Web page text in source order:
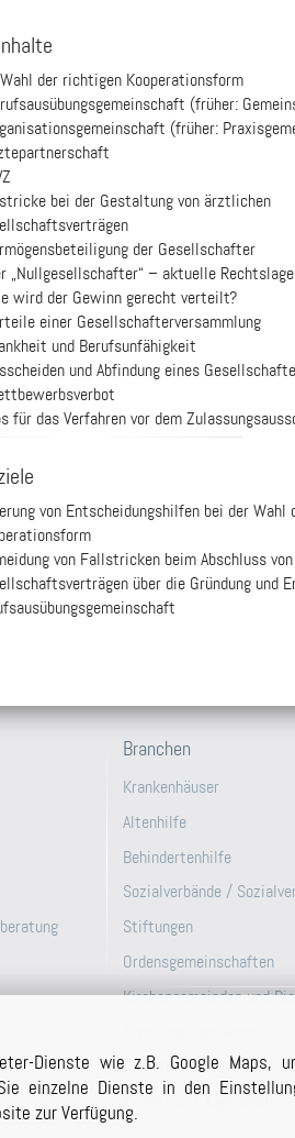
Dienste wie z.B. Google Maps,
einzelne Dienste in den
zur Verfügung.
der richtigen Kooperationsform
(früher:
(früher:
bei der Gestaltung von ärztlichen
der Gesellschafter
„Nullgesellschafter“ – aktuelle
wird der Gewinn gerecht verteilt?
einer Gesellschafterversammlung
und Berufsunfähigkeit
und Abfindung eines
für das Verfahren vor dem
von Entscheidungshilfen bei der Wahl
von Fallstricken beim Abschluss von
über die Gründung und
Branchen
Krankenhäuser
Altenhilfe
Behindertenhilfe
Sozialverbände /
Stiftungen
Ordensgemeinschaften
Kirchengemeinden und
Öffentlich-Rechtliche
Kinder- und Jugendhilfe